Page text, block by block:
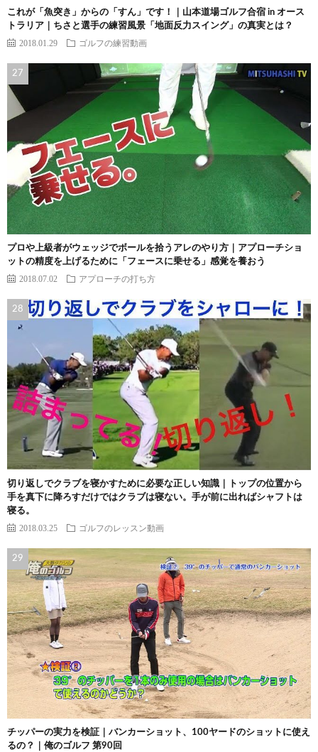
これが「魚突き」からの「すん」です！｜山本道場ゴルフ合宿 in オース
トラリア｜ちさと選手の練習風景「地面反力スイング」の真実とは？
2018.01.29 ゴルフの練習動画
プロや上級者がウェッジでボールを拾うアレのやり方｜アプローチショ
ットの精度を上げるために「フェースに乗せる」感覚を養おう
2018.07.02 アプローチの打ち方
切り返しでクラブを寝かすために必要な正しい知識｜トップの位置から
手を真下に降ろすだけではクラブは寝ない。手が前に出ればシャフトは
寝る。
2018.03.25 ゴルフのレッスン動画
チッパーの実力を検証｜バンカーショット、100ヤードのショットに使え
るの？｜俺のゴルフ 第90回